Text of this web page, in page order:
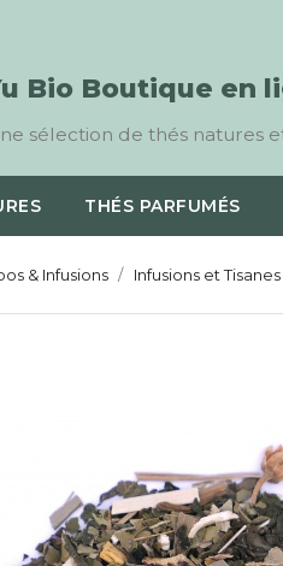
Bio Boutique en
sélection de thés natures
THÉS PARFUMÉS
& Infusions Infusions et Tisanes